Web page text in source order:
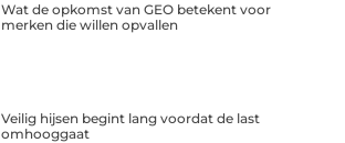
Wat de opkomst van GEO betekent voor
merken die willen opvallen
Veilig hijsen begint lang voordat de last
omhooggaat